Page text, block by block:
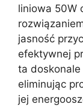
liniowa 50W
jasność
efektywnej
ta
eliminując
jej